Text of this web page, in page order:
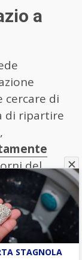
a
cercare di
di ripartire
del
un netto
le
perché
loro case
STAGNOLA